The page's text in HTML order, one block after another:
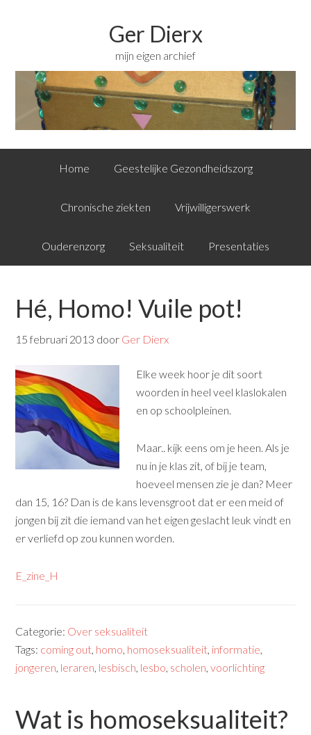
Ger Dierx
mijn eigen archief
Home Geestelijke Gezondheidszorg
Chronische ziekten Vrijwilligerswerk
Ouderenzorg Seksualiteit Presentaties
Hé, Homo! Vuile pot!
15 februari 2013 door Ger Dierx
Elke week hoor je dit soort
woorden in heel veel klaslokalen
en op schoolpleinen.
Maar.. kijk eens om je heen. Als je
nu in je klas zit, of bij je team,
hoeveel mensen zie je dan? Meer
dan 15, 16? Dan is de kans levensgroot dat er een meid of
jongen bij zit die iemand van het eigen geslacht leuk vindt en
er verliefd op zou kunnen worden.
E_zine_H
Categorie: Over seksualiteit
Tags: coming out, homo, homoseksualiteit, informatie,
jongeren, leraren, lesbisch, lesbo, scholen,voorlichting
Wat is homoseksualiteit?